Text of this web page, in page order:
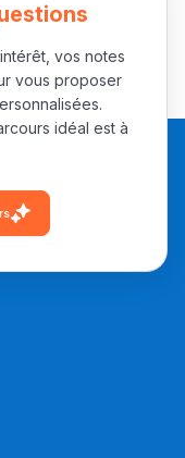
يلقاو
ومن الخارج،
أمسكين بنات
خطوة بخطوة
القراية و
تقويم البصر
مسار عبد
المبدع فمجال
vos notes
vous proposer
idéal est à